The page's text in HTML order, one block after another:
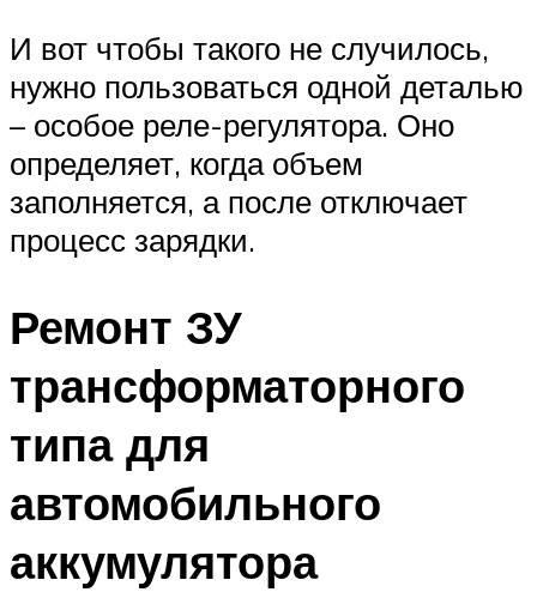
И вот чтобы такого не случилось,
нужно пользоваться одной деталью
– особое реле-регулятора. Оно
определяет, когда объем
заполняется, а после отключает
процесс зарядки.
Ремонт ЗУ
трансформаторного
типа для
автомобильного
аккумулятора